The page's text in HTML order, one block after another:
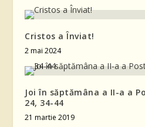
Cristos a Înviat!
2 mai 2024
Joi în săptămâna a II-a a
24, 34-44
21 martie 2019